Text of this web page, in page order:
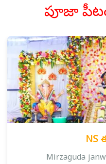
పూజా
NS
Mirzaguda